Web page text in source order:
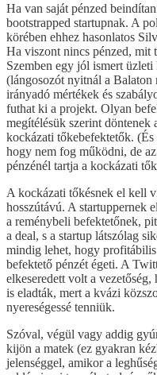
Ha van saját pénzed
bootstrapped startupnak. A
körében ehhez hasonlatos
Ha viszont nincs pénzed, mit
Szemben egy jól ismert
(lángosozót nyitnál a Balaton
irányadó mértékek és
futhat ki a projekt. Olyan
megítélésük szerint
kockázati tőkebefektetők.
hogy nem fog működni, de
pénzénél tartja a kockázati
A kockázati tőkésnek el kell
hosszútávú. A startuppernek
a reménybeli befektetőnek,
a deal, s a startup látszólag
mindig lehet, hogy
befektető pénzét égeti. A
elkeseredett volt a
is eladták, mert a kvázi
nyereségessé tenniük.
Szóval, végül vagy addig
kijön a matek (ez gyakran
jelenséggel, amikor a